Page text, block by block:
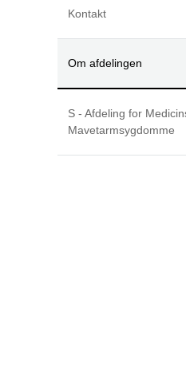
Kontakt
Om afdelingen
S - Afdeling for
Mavetarmsygdomme